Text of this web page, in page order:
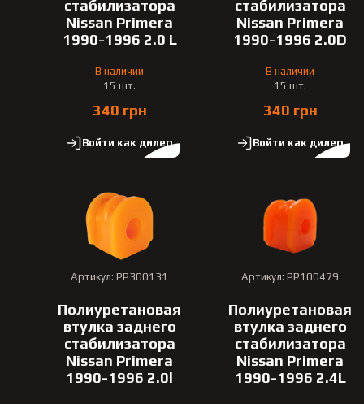
стабилизатора
Nissan Primera
1990-1996 2.0 L
В наличии
15 шт.
340 грн
Войти как дилер
стабилизатора
Nissan Primera
1990-1996 2.0D
В наличии
15 шт.
340 грн
Войти как дилер
Артикул: PP300131
Полиуретановая
втулка заднего
стабилизатора
Nissan Primera
1990-1996 2.0l
Артикул: PP100479
Полиуретановая
втулка заднего
стабилизатора
Nissan Primera
1990-1996 2.4L